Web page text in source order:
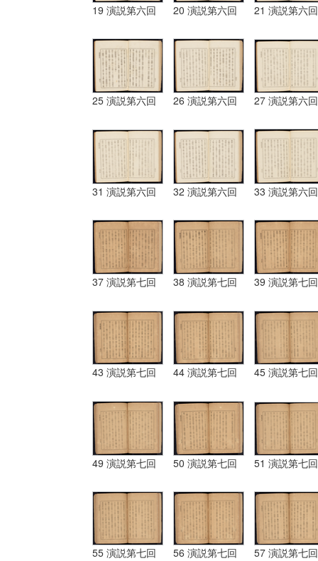
19 演説第六回 20 演説第六回 21 演説第六回
25 演説第六回 26 演説第六回 27 演説第六回
31 演説第六回 32 演説第六回 33 演説第六回
37 演説第七回 38 演説第七回 39 演説第七回
43 演説第七回 44 演説第七回 45 演説第七回
49 演説第七回 50 演説第七回 51 演説第七回
55 演説第七回 56 演説第七回 57 演説第七回